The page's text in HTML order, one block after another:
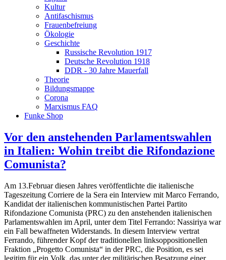
Kultur
Antifaschismus
Frauenbefreiung
Ökologie
Geschichte
Russische Revolution 1917
Deutsche Revolution 1918
DDR - 30 Jahre Mauerfall
Theorie
Bildungsmappe
Corona
Marxismus FAQ
Funke Shop
Vor den anstehenden Parlamentswahlen
in Italien: Wohin treibt die Rifondazione
Comunista?
Am 13.Februar diesen Jahres veröffentlichte die italienische
Tageszeitung Corriere de la Sera ein Interview mit Marco Ferrando,
Kandidat der italienischen kommunistischen Partei Partito
Rifondazione Comunista (PRC) zu den anstehenden italienischen
Parlamentswahlen im April, unter dem Titel Ferrando: Nassiriya war
ein Fall bewaffneten Widerstands. In diesem Interview vertrat
Ferrando, führender Kopf der traditionellen linksoppositionellen
Fraktion „Progetto Comunista“ in der PRC, die Position, es sei
legitim für ein Volk, das unter der militärischen Besatzung einer